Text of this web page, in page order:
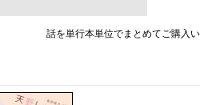
話を単行本単位でまとめてご購入